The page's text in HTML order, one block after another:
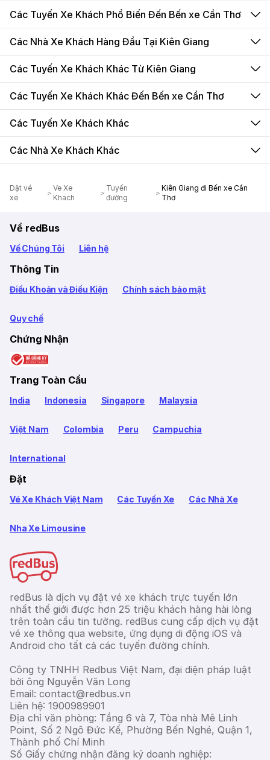
Các Tuyến Xe Khách Phổ Biến Đến Bến xe Cần Thơ
Các Nhà Xe Khách Hàng Đầu Tại Kiên Giang
Các Tuyến Xe Khách Khác Từ Kiên Giang
Các Tuyến Xe Khách Khác Đến Bến xe Cần Thơ
Các Tuyến Xe Khách Khác
Các Nhà Xe Khách Khác
Dặt vé
xe
＞
Ve Xe
Khach
＞
Tuyến
đường
＞
Kiên Giang đi Bến xe Cần
Thơ
Về redBus
Về Chúng Tôi Liên hệ
Thông Tin
Điều Khoản và Điều Kiện Chính sách bảo mật
Quy chế
Chứng Nhận
Trang Toàn Cầu
India Indonesia Singapore Malaysia
Việt Nam Colombia Peru Campuchia
International
Đặt
Vé Xe Khách Việt Nam Các Tuyến Xe Các Nhà Xe
Nha Xe Limousine
redBus là dịch vụ đặt vé xe khách trực tuyến lớn
nhất thế giới được hơn 25 triệu khách hàng hài lòng
trên toàn cầu tin tưởng. redBus cung cấp dịch vụ đặt
vé xe thông qua website, ứng dụng di động iOS và
Android cho tất cả các tuyến đường chính.
Công ty TNHH Redbus Việt Nam, đại diện pháp luật
bởi ông Nguyễn Văn Long
Email: contact@redbus.vn
Liên hệ: 1900989901
Địa chỉ văn phòng: Tầng 6 và 7, Tòa nhà Mê Linh
Point, Số 2 Ngô Đức Kế, Phường Bến Nghé, Quận 1,
Thành phố Chí Minh
Số Giấy chứng nhận đăng ký doanh nghiệp: